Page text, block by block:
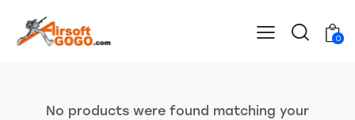
0
No products were found matching your